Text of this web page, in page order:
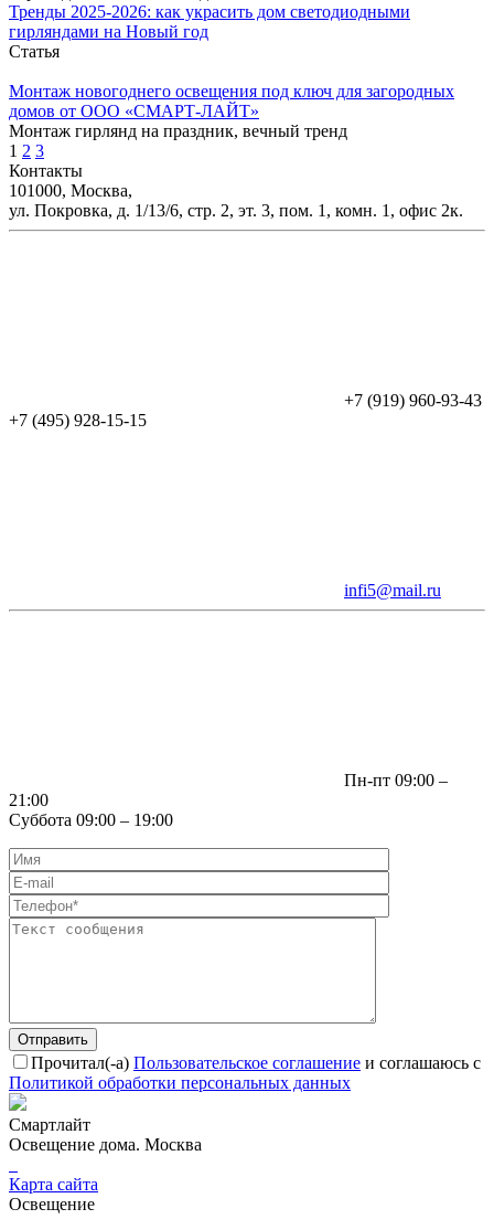
Тренды 2025-2026: как украсить дом светодиодными
гирляндами на Новый год
Статья
Монтаж новогоднего освещения под ключ для загородных
домов от ООО «СМАРТ-ЛАЙТ»
Монтаж гирлянд на праздник, вечный тренд
1 2 3
Контакты
101000, Москва,
ул. Покровка, д. 1/13/6, стр. 2, эт. 3, пом. 1, комн. 1, офис 2к.
+7 (919) 960-93-43
+7 (495) 928-15-15
infi5@mail.ru
Пн-пт 09:00 –
21:00
Суббота 09:00 – 19:00
Отправить
Прочитал(-а) Пользовательское соглашение и соглашаюсь с
Политикой обработки персональных данных
Смартлайт
Освещение дома. Москва
Карта сайта
Освещение